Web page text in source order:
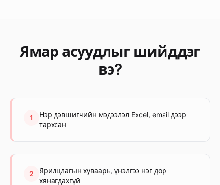
Ямар асуудлыг шийддэг
вэ?
1
Нэр дэвшигчийн мэдээлэл Excel, email дээр
тархсан
2
Ярилцлагын хуваарь, үнэлгээ нэг дор
хянагдахгүй